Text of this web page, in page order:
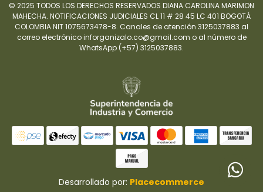
© 2025 TODOS LOS DERECHOS RESERVADOS DIANA CAROLINA MARIMON
MAHECHA. NOTIFICACIONES JUDICIALES CL 11 # 28 45 LC 401 BOGOTÁ
COLOMBIA NIT 1075673478-8. Canales de atención 3125037883 al
correo electrónico inforganizalo.co@gmail.com o al número de
WhatsApp (+57) 3125037883.
Desarrollado por: Placecommerce